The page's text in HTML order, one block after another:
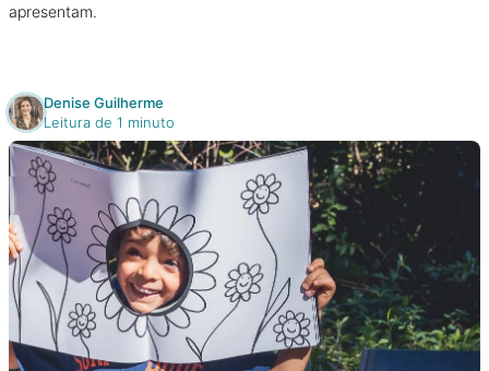
apresentam.
Denise Guilherme
Leitura de 1 minuto